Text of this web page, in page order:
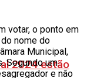
2024 estão
votar, o ponto em
nome do
Municipal,
Segundo um
e não